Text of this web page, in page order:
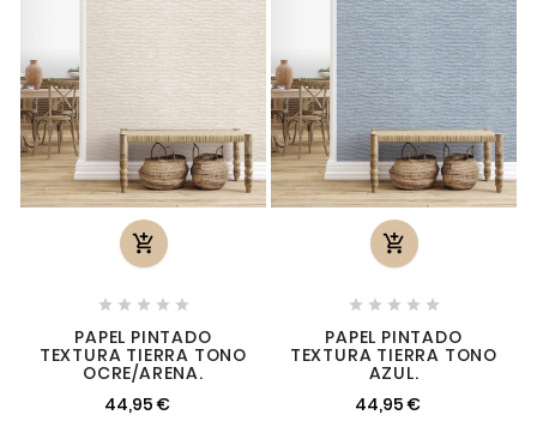

    
PAPEL PINTADO
TEXTURA TIERRA TONO
OCRE/ARENA.
44,95 €

    
PAPEL PINTADO
TEXTURA TIERRA TONO
AZUL.
44,95 €